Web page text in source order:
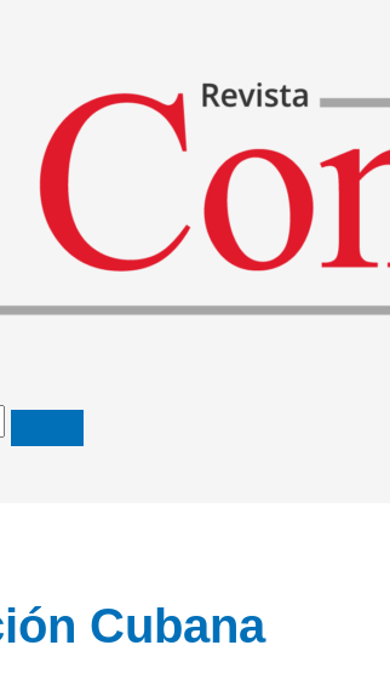
Cubana